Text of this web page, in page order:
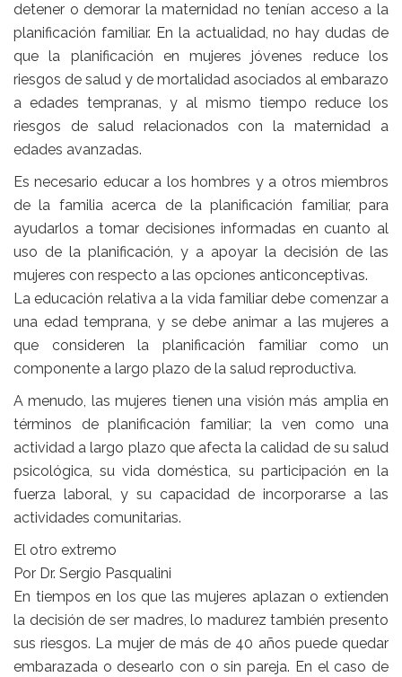
detener o demorar la maternidad no tenían acceso a la
planificación familiar. En la actualidad, no hay dudas de
que la planificación en mujeres jóvenes reduce los
riesgos de salud y de mortalidad asociados al embarazo
a edades tempranas, y al mismo tiempo reduce los
riesgos de salud relacionados con la maternidad a
edades avanzadas.
Es necesario educar a los hombres y a otros miembros
de la familia acerca de la planificación familiar, para
ayudarlos a tomar decisiones informadas en cuanto al
uso de la planificación, y a apoyar la decisión de las
mujeres con respecto a las opciones anticonceptivas.
La educación relativa a la vida familiar debe comenzar a
una edad temprana, y se debe animar a las mujeres a
que consideren la planificación familiar como un
componente a largo plazo de la salud reproductiva.
A menudo, las mujeres tienen una visión más amplia en
términos de planificación familiar; la ven como una
actividad a largo plazo que afecta la calidad de su salud
psicológica, su vida doméstica, su participación en la
fuerza laboral, y su capacidad de incorporarse a las
actividades comunitarias.
El otro extremo
Por Dr. Sergio Pasqualini
En tiempos en los que las mujeres aplazan o extienden
la decisión de ser madres, lo madurez también presento
sus riesgos. La mujer de más de 40 años puede quedar
embarazada o desearlo con o sin pareja. En el caso de